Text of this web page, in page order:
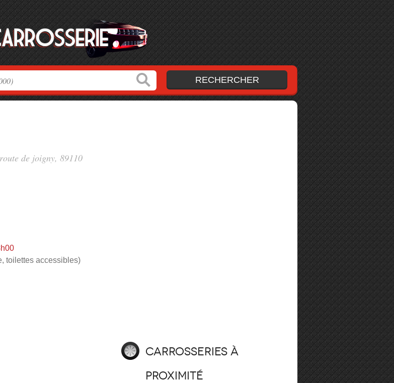
route de joigny, 89110
toilettes accessibles)
Carrosseries à
proximité